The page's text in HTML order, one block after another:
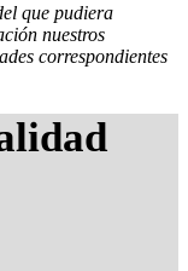
que pudiera
nuestros
correspondientes